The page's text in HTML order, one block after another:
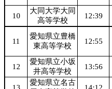
10
大同大学大同
高等学校
12:39
11
愛知県立豊橋
東高等学校
12:55
12
愛知県立小坂
井高等学校
13:56
愛知県立名古